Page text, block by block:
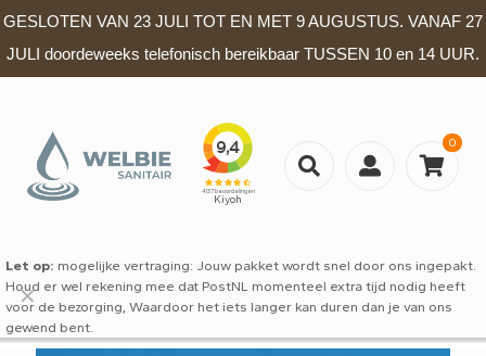
GESLOTEN VAN 23 JULI TOT EN MET 9 AUGUSTUS. VANAF 27
JULI doordeweeks telefonisch bereikbaar TUSSEN 10 en 14 UUR.
0
Let op: mogelijke vertraging: Jouw pakket wordt snel door ons ingepakt.
Houd er wel rekening mee dat PostNL momenteel extra tijd nodig heeft
voor de bezorging, Waardoor het iets langer kan duren dan je van ons
gewend bent.
✕